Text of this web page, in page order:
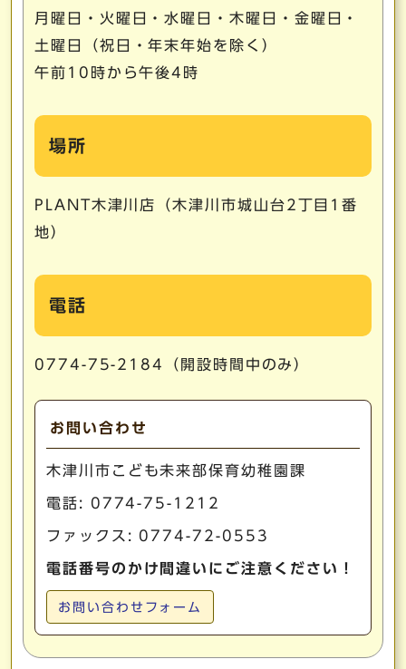
月曜日・火曜日・水曜日・木曜日・金曜日・
土曜日（祝日・年末年始を除く）
午前10時から午後4時
場所
PLANT木津川店（木津川市城山台2丁目1番
地）
電話
0774-75-2184（開設時間中のみ）
お問い合わせ
木津川市こども未来部保育幼稚園課
電話: 0774-75-1212
ファックス: 0774-72-0553
電話番号のかけ間違いにご注意ください！
お問い合わせフォーム